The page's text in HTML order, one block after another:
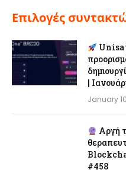
Επιλογές
|
January
Αργή
#458